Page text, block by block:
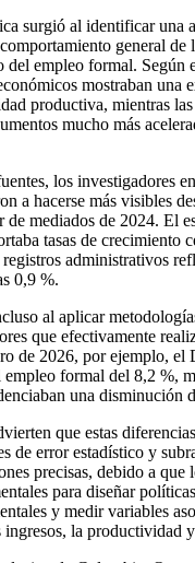
surgió al identificar una
general de
del empleo formal. Según
mostraban una
productiva, mientras las
mucho más
los investigadores
a hacerse más visibles
mediados de 2024. El
tasas de crecimiento
administrativos
0,9 %.
al aplicar
que efectivamente
de 2026, por ejemplo, el
formal del 8,2 %,
una disminución
que estas
de error estadístico y
precisas, debido a que
para diseñar
y medir variables
la productividad